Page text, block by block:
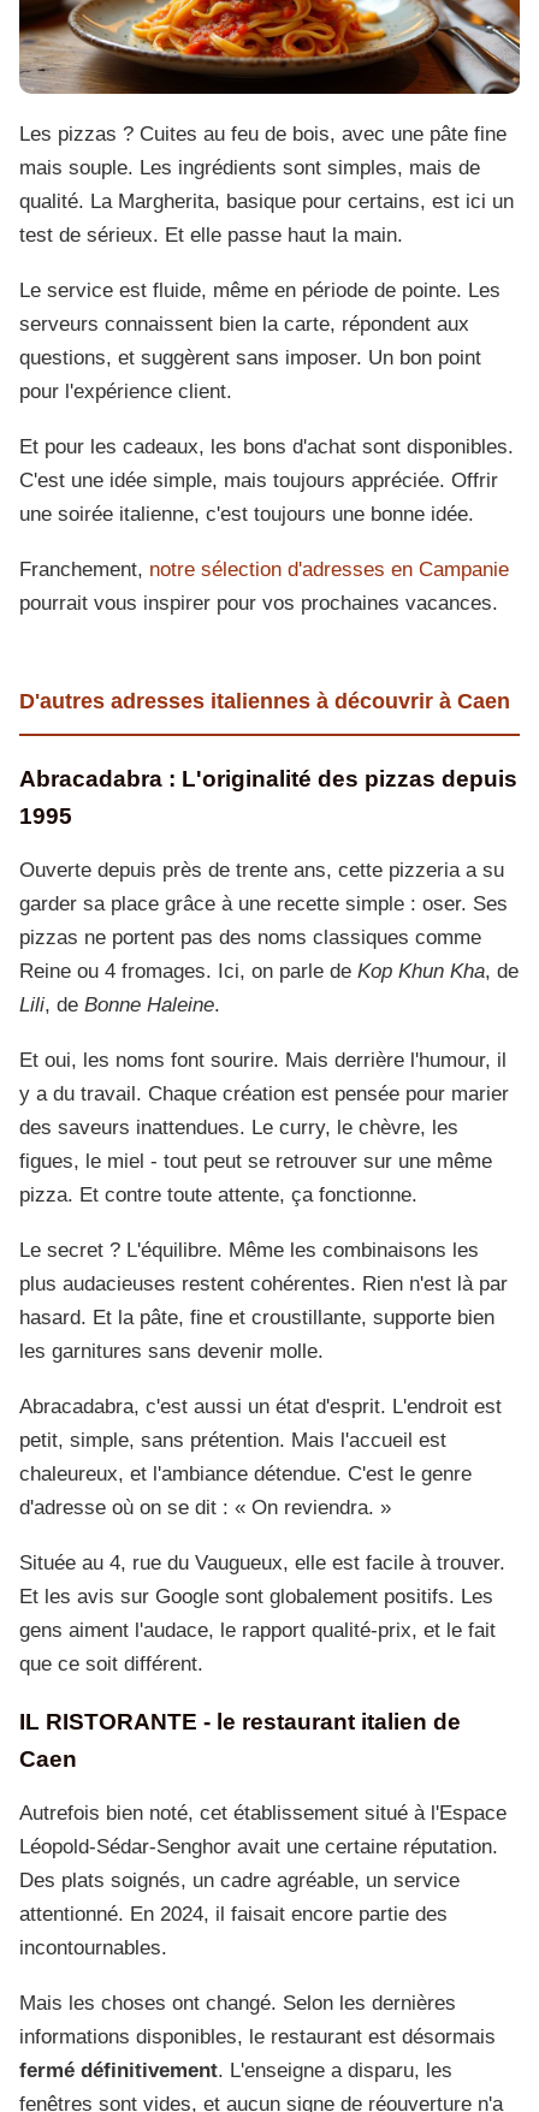
Les pizzas ? Cuites au feu de bois, avec une pâte fine
mais souple. Les ingrédients sont simples, mais de
qualité. La Margherita, basique pour certains, est ici un
test de sérieux. Et elle passe haut la main.
Le service est fluide, même en période de pointe. Les
serveurs connaissent bien la carte, répondent aux
questions, et suggèrent sans imposer. Un bon point
pour l'expérience client.
Et pour les cadeaux, les bons d'achat sont disponibles.
C'est une idée simple, mais toujours appréciée. Offrir
une soirée italienne, c'est toujours une bonne idée.
Franchement, notre sélection d'adresses en Campanie
pourrait vous inspirer pour vos prochaines vacances.
D'autres adresses italiennes à découvrir à Caen
Abracadabra : L'originalité des pizzas depuis
1995
Ouverte depuis près de trente ans, cette pizzeria a su
garder sa place grâce à une recette simple : oser. Ses
pizzas ne portent pas des noms classiques comme
Reine ou 4 fromages. Ici, on parle de Kop Khun Kha, de
Lili, de Bonne Haleine.
Et oui, les noms font sourire. Mais derrière l'humour, il
y a du travail. Chaque création est pensée pour marier
des saveurs inattendues. Le curry, le chèvre, les
figues, le miel - tout peut se retrouver sur une même
pizza. Et contre toute attente, ça fonctionne.
Le secret ? L'équilibre. Même les combinaisons les
plus audacieuses restent cohérentes. Rien n'est là par
hasard. Et la pâte, fine et croustillante, supporte bien
les garnitures sans devenir molle.
Abracadabra, c'est aussi un état d'esprit. L'endroit est
petit, simple, sans prétention. Mais l'accueil est
chaleureux, et l'ambiance détendue. C'est le genre
d'adresse où on se dit : « On reviendra. »
Située au 4, rue du Vaugueux, elle est facile à trouver.
Et les avis sur Google sont globalement positifs. Les
gens aiment l'audace, le rapport qualité-prix, et le fait
que ce soit différent.
IL RISTORANTE - le restaurant italien de
Caen
Autrefois bien noté, cet établissement situé à l'Espace
Léopold-Sédar-Senghor avait une certaine réputation.
Des plats soignés, un cadre agréable, un service
attentionné. En 2024, il faisait encore partie des
incontournables.
Mais les choses ont changé. Selon les dernières
informations disponibles, le restaurant est désormais
fermé définitivement. L'enseigne a disparu, les
fenêtres sont vides, et aucun signe de réouverture n'a